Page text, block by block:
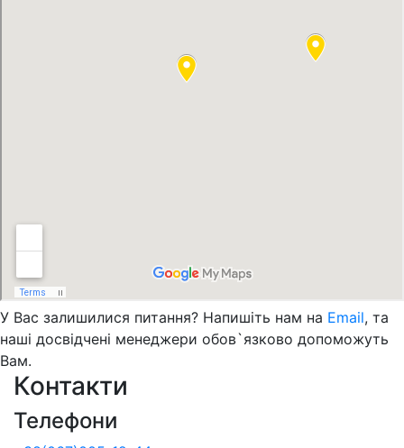
У Вас залишилися питання? Напишіть нам на Email, та
наші досвідчені менеджери обов`язково допоможуть
Вам.
Контакти
Телефони